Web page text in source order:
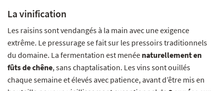
La vinification
Les raisins sont vendangés à la main avec une exigence
extrême. Le pressurage se fait sur les pressoirs traditionnels
du domaine. La fermentation est menée naturellement en
fûts de chêne, sans chaptalisation. Les vins sont ouillés
chaque semaine et élevés avec patience, avant d’être mis en